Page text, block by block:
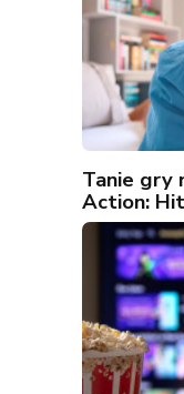
Tanie gry
Action: